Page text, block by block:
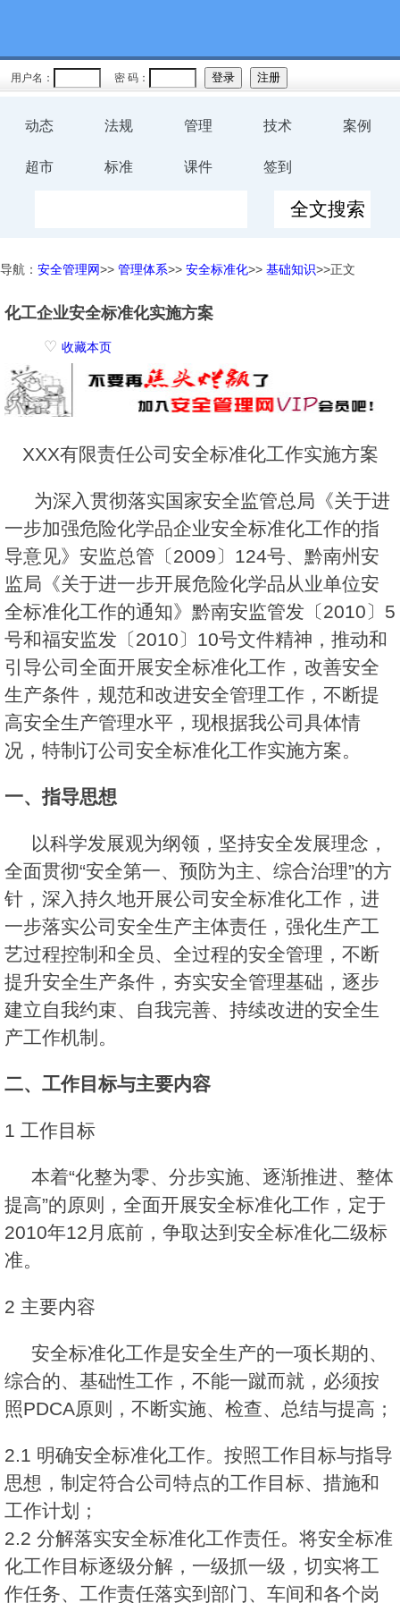
用户名： 密 码：
动态 法规 管理 技术 案例
超市 标准 课件 签到
导航： 安全管理网>> 管理体系>> 安全标准化>> 基础知识>>正文
化工企业安全标准化实施方案
♡ 收藏本页
XXX有限责任公司安全标准化工作实施方案
为深入贯彻落实国家安全监管总局《关于进
一步加强危险化学品企业安全标准化工作的指
导意见》安监总管〔2009〕124号、黔南州安
监局《关于进一步开展危险化学品从业单位安
全标准化工作的通知》黔南安监管发〔2010〕5
号和福安监发〔2010〕10号文件精神，推动和
引导公司全面开展安全标准化工作，改善安全
生产条件，规范和改进安全管理工作，不断提
高安全生产管理水平，现根据我公司具体情
况，特制订公司安全标准化工作实施方案。
一、指导思想
以科学发展观为纲领，坚持安全发展理念，
全面贯彻“安全第一、预防为主、综合治理”的方
针，深入持久地开展公司安全标准化工作，进
一步落实公司安全生产主体责任，强化生产工
艺过程控制和全员、全过程的安全管理，不断
提升安全生产条件，夯实安全管理基础，逐步
建立自我约束、自我完善、持续改进的安全生
产工作机制。
二、工作目标与主要内容
1 工作目标
本着“化整为零、分步实施、逐渐推进、整体
提高”的原则，全面开展安全标准化工作，定于
2010年12月底前，争取达到安全标准化二级标
准。
2 主要内容
安全标准化工作是安全生产的一项长期的、
综合的、基础性工作，不能一蹴而就，必须按
照PDCA原则，不断实施、检查、总结与提高；
2.1 明确安全标准化工作。按照工作目标与指导
思想，制定符合公司特点的工作目标、措施和
工作计划；
2.2 分解落实安全标准化工作责任。将安全标准
化工作目标逐级分解，一级抓一级，切实将工
作任务、工作责任落实到部门、车间和各个岗